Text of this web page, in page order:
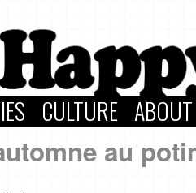
CULTURE
au